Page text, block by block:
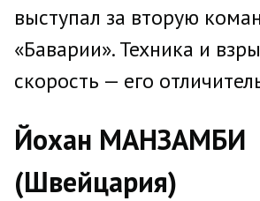
выступал за вторую
«Баварии». Техника и
скорость — его
Йохан МАНЗАМБИ
(Швейцария)